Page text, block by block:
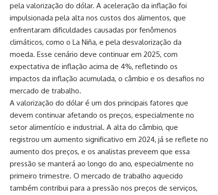
pela valorização do dólar. A aceleração da inflação foi
impulsionada pela alta nos custos dos alimentos, que
enfrentaram dificuldades causadas por fenômenos
climáticos, como o La Niña, e pela desvalorização da
moeda. Esse cenário deve continuar em 2025, com
expectativa de inflação acima de 4%, refletindo os
impactos da inflação acumulada, o câmbio e os desafios no
mercado de trabalho.
A valorização do dólar é um dos principais fatores que
devem continuar afetando os preços, especialmente no
setor alimentício e industrial. A alta do câmbio, que
registrou um aumento significativo em 2024, já se reflete no
aumento dos preços, e os analistas preveem que essa
pressão se manterá ao longo do ano, especialmente no
primeiro trimestre. O mercado de trabalho aquecido
também contribui para a pressão nos preços de serviços,